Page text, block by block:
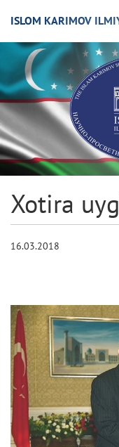
ISLOM KARIMOV
Xotira
16.03.2018